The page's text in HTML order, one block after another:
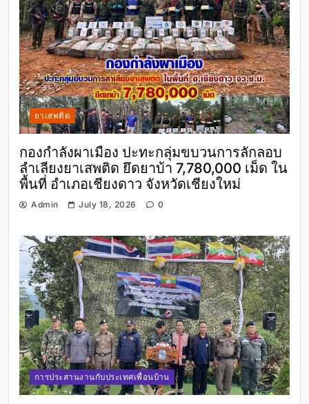
ยาเสพติด
กองกำลังผาเมือง ปะทะกลุ่มขบวนการลักลอบ
ลำเลียงยาเสพติด ยึดยาบ้า 7,780,000 เม็ด ใน
พื้นที่ อำเภอเชียงดาว จังหวัดเชียงใหม่
Admin July 18, 2026 0
การประสานงานกับประเทศเพื่อนบ้าน